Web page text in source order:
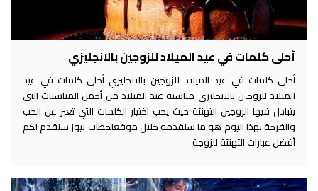
أحلى كلمات في عيد الميلاد للزوجين بالانجليزي
أحلى كلمات في عيد الميلاد للزوجين بالانجليزي أحلى كلمات في عيد
الميلاد للزوجين بالانجليزي مناسبة عيد الميلاد من أجمل المناسبات التي
يتبادل فيها الزوجين التهنئة حيث يجب اختيار الكلمات التي تعبر عن الحب
والفرحة بهذا اليوم هو ما سنقدمه خلال موقعلحظات نيوز سنقدم لكم
أفضل عبارات التهنئة للزوجة